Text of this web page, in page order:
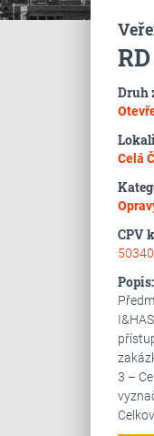
Druh
Celá
CPV
Popis:
3 –